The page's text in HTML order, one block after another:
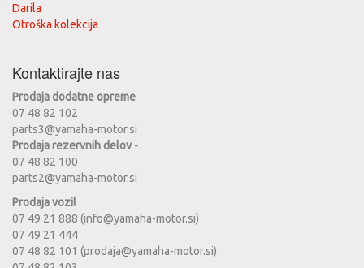
Darila
Otroška kolekcija
Kontaktirajte nas
Prodaja dodatne opreme
07 48 82 102
parts3@yamaha-motor.si
Prodaja rezervnih delov -
07 48 82 100
parts2@yamaha-motor.si
Prodaja vozil
07 49 21 888 (info@yamaha-motor.si)
07 49 21 444
07 48 82 101 (prodaja@yamaha-motor.si)